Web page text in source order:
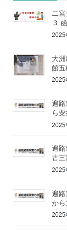
二
３
2025
大
館五
2025
遍路
ら
2025
遍路
古三
2025
遍路
から
2025